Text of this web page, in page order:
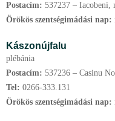
Postacím: 537237 – Iacobeni,
Örökös szentségimádási nap:
Kászonújfalu
plébánia
Postacím: 537236 – Casinu
Tel: 0266-333.131
Örökös szentségimádási nap: